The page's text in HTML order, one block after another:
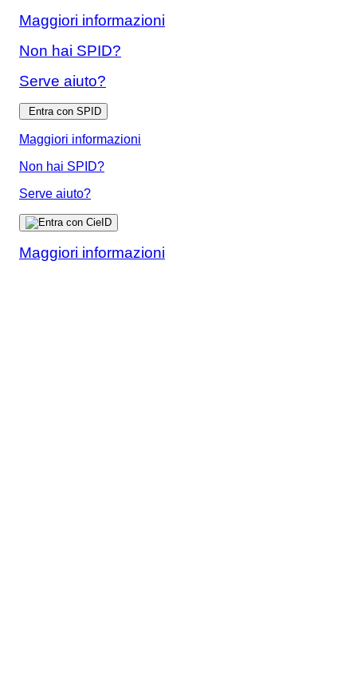
Maggiori informazioni
Non hai SPID?
Serve aiuto?
Entra con SPID
Maggiori informazioni
Non hai SPID?
Serve aiuto?
Maggiori informazioni